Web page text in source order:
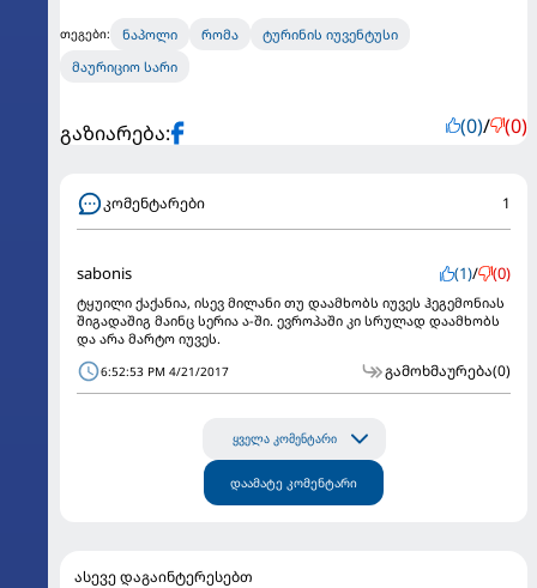
თეგები: ნაპოლი რომა
ტურინის იუვენტუსი
მაურიციო სარი
გაზიარება: (0)/ (0)
კომენტარები 1
sabonis (1)/ (0)
ტყუილი ქაქანია, ისევ მილანი თუ დაამხობს იუვეს ჰეგემონიას
შიგადაშიგ მაინც სერია ა-ში. ევროპაში კი სრულად დაამხობს
და არა მარტო იუვეს.
6:52:53 PM 4/21/2017 გამოხმაურება(0)
ყველა კომენტარი
დაამატე კომენტარი
ასევე დაგაინტერესებთ